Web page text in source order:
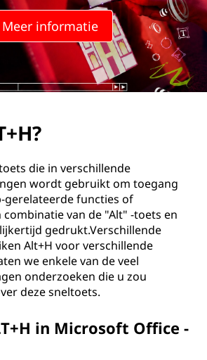
Meer informatie
die in verschillende
wordt gebruikt om toegang
functies of
combinatie van de "Alt" -toets en
gedrukt.Verschillende
Alt+H voor verschillende
we enkele van de veel
onderzoeken die u zou
deze sneltoets.
in Microsoft Office -